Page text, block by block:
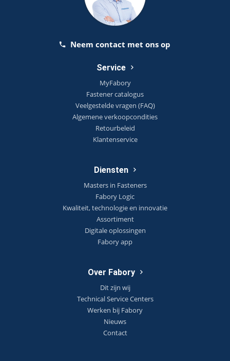
Neem contact met ons op
Service
MyFabory
Fastener catalogus
Veelgestelde vragen (FAQ)
Algemene verkoopcondities
Retourbeleid
Klantenservice
Diensten
Masters in Fasteners
Fabory Logic
Kwaliteit, technologie en innovatie
Assortiment
Digitale oplossingen
Fabory app
Over Fabory
Dit zijn wij
Technical Service Centers
Werken bij Fabory
Nieuws
Contact